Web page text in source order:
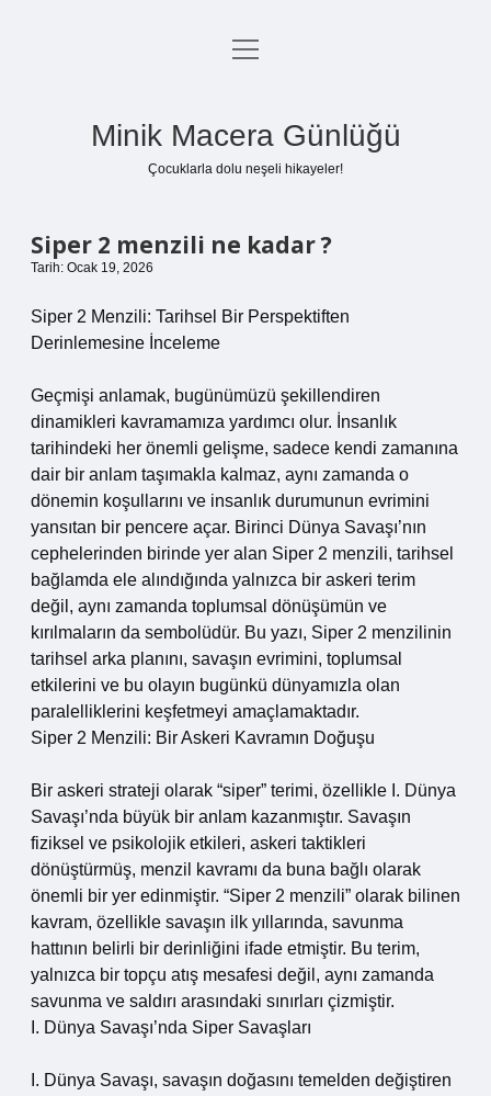
Anasayfa
menüyü
Minik Macera Günlüğü
Çocuklarla dolu neşeli hikayeler!
Siper 2 menzili ne kadar ?
Tarih: Ocak 19, 2026
Siper 2 Menzili: Tarihsel Bir Perspektiften
Derinlemesine İnceleme
Geçmişi anlamak, bugünümüzü şekillendiren
dinamikleri kavramamıza yardımcı olur. İnsanlık
tarihindeki her önemli gelişme, sadece kendi zamanına
dair bir anlam taşımakla kalmaz, aynı zamanda o
dönemin koşullarını ve insanlık durumunun evrimini
yansıtan bir pencere açar. Birinci Dünya Savaşı’nın
cephelerinden birinde yer alan Siper 2 menzili, tarihsel
bağlamda ele alındığında yalnızca bir askeri terim
değil, aynı zamanda toplumsal dönüşümün ve
kırılmaların da sembolüdür. Bu yazı, Siper 2 menzilinin
tarihsel arka planını, savaşın evrimini, toplumsal
etkilerini ve bu olayın bugünkü dünyamızla olan
paralelliklerini keşfetmeyi amaçlamaktadır.
Siper 2 Menzili: Bir Askeri Kavramın Doğuşu
Bir askeri strateji olarak “siper” terimi, özellikle I. Dünya
Savaşı’nda büyük bir anlam kazanmıştır. Savaşın
fiziksel ve psikolojik etkileri, askeri taktikleri
dönüştürmüş, menzil kavramı da buna bağlı olarak
önemli bir yer edinmiştir. “Siper 2 menzili” olarak bilinen
kavram, özellikle savaşın ilk yıllarında, savunma
hattının belirli bir derinliğini ifade etmiştir. Bu terim,
yalnızca bir topçu atış mesafesi değil, aynı zamanda
savunma ve saldırı arasındaki sınırları çizmiştir.
I. Dünya Savaşı’nda Siper Savaşları
I. Dünya Savaşı, savaşın doğasını temelden değiştiren